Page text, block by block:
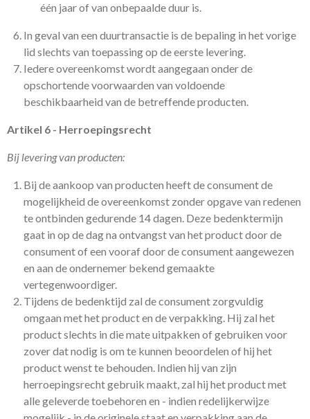
één jaar of van onbepaalde duur is.
In geval van een duurtransactie is de bepaling in het vorige
lid slechts van toepassing op de eerste levering.
Iedere overeenkomst wordt aangegaan onder de
opschortende voorwaarden van voldoende
beschikbaarheid van de betreffende producten.
Artikel 6 - Herroepingsrecht
Bij levering van producten:
Bij de aankoop van producten heeft de consument de
mogelijkheid de overeenkomst zonder opgave van redenen
te ontbinden gedurende 14 dagen. Deze bedenktermijn
gaat in op de dag na ontvangst van het product door de
consument of een vooraf door de consument aangewezen
en aan de ondernemer bekend gemaakte
vertegenwoordiger.
Tijdens de bedenktijd zal de consument zorgvuldig
omgaan met het product en de verpakking. Hij zal het
product slechts in die mate uitpakken of gebruiken voor
zover dat nodig is om te kunnen beoordelen of hij het
product wenst te behouden. Indien hij van zijn
herroepingsrecht gebruik maakt, zal hij het product met
alle geleverde toebehoren en - indien redelijkerwijze